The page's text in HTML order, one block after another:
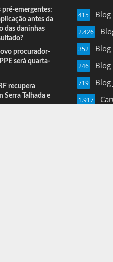
pré-emergentes:
antes da
das daninhas
procurador-
será quarta-
recupera
Serra Talhada e
Blog
415
2.426
Blog
352
Blog
246
Blog
719
1.917